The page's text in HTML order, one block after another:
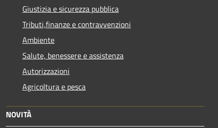
Giustizia e sicurezza pubblica
Tributi,finanze e contravvenzioni
Ambiente
Salute, benessere e assistenza
Autorizzazioni
Agricoltura e pesca
NOVITÀ